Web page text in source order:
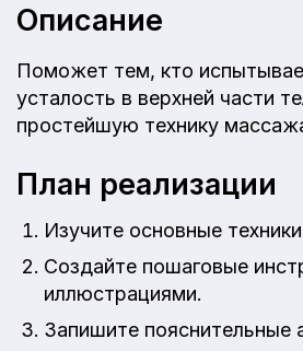
Описание
Поможет тем, кто
усталость в верхней части
простейшую технику
План реализации
Изучите основные
Создайте пошаговые
иллюстрациями.
Запишите пояснительные